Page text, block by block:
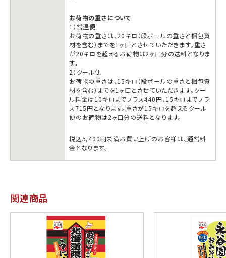
お荷物の重さについて
1）常温便
お荷物の重さは、20キロ（段ボールの重さと梱包資
材を含む）までを1ヶ口とさせていただきます。重さ
が20キロを超えるお荷物は2ヶ口分の送料となりま
す。
2）クール便
お荷物の重さは、15キロ（段ボールの重さと梱包資
材を含む）までを1ヶ口とさせていただきます。クー
ル料金は10キロまでプラス440円、15キロまでプラ
ス715円となります。重さが15キロを超えるクール
便のお荷物は2ヶ口分の送料となります。
税込5,400円未満お買い上げのお客様は、通常料
金となります。
関連商品